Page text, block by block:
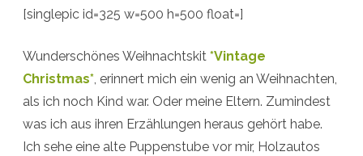
Collection
+
Word
[singlepic id=325 w=500 h=500 float=]
Wunderschönes Weihnachtskit *Vintage
Christmas*, erinnert mich ein wenig an Weihnachten,
als ich noch Kind war. Oder meine Eltern. Zumindest
was ich aus ihren Erzählungen heraus gehört habe.
Ich sehe eine alte Puppenstube vor mir, Holzautos